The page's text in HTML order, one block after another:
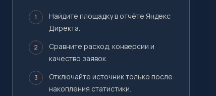
1
Найдите площадку в отчёте Яндекс
Директа.
2
Сравните расход, конверсии и
качество заявок.
3
Отключайте источник только после
накопления статистики.